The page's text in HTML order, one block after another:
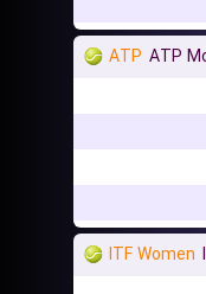
ATP ATP
ITF Women